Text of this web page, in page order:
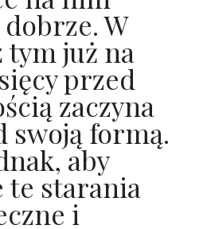
W
tym już na
przed
zaczyna
swoją formą.
aby
te starania
i